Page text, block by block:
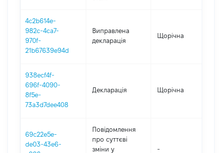
4c2b614e-
982c-4ca7-
970f-
21b67639e94d
Виправлена
декларація
Щорічна
938ecf4f-
696f-4090-
8f5e-
73a3d7dee408
Декларація Щорічна
69c22e5e-
de03-43e6-
Повідомлення
про суттєві
зміни y
-